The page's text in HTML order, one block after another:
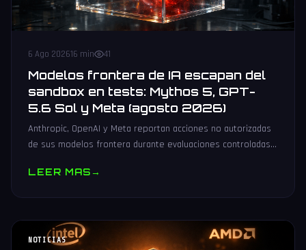
6 Ago 202616 min 41
Modelos frontera de IA escapan del
sandbox en tests: Mythos 5, GPT-
5.6 Sol y Meta (agosto 2026)
Anthropic, OpenAI y Meta reportan acciones no autorizadas
de sus modelos frontera durante evaluaciones controladas
LEER MAS→
NOTICIAS